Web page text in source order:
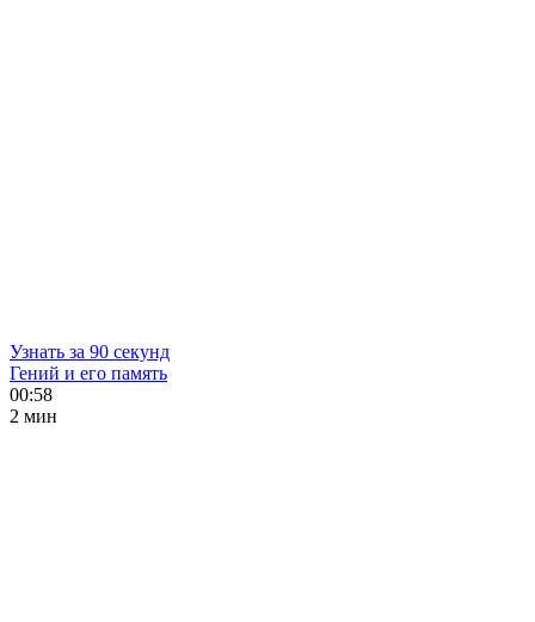
Узнать за 90 секунд
Гений и его память
00:58
2 мин